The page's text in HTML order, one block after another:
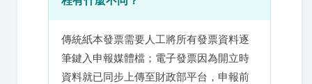
傳統紙本發票需要人工將所有發票資料逐
筆鍵入申報媒體檔；電子發票因為開立時
資料就已同步上傳至財政部平台，申報前